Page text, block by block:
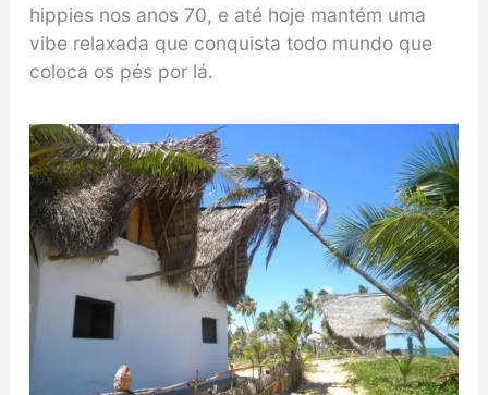
hippies nos anos 70, e até hoje mantém uma
vibe relaxada que conquista todo mundo que
coloca os pés por lá.